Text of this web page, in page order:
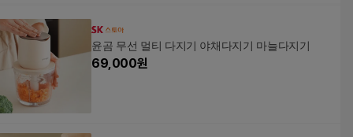
윤곰 무선 멀티 다지기 야채다지기 마늘다지기
69,000원